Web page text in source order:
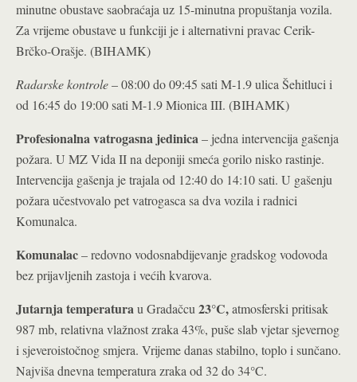
minutne obustave saobraćaja uz 15-minutna propuštanja vozila.
Za vrijeme obustave u funkciji je i alternativni pravac Cerik-
Brčko-Orašje. (BIHAMK)
Radarske kontrole– 08:00 do 09:45 sati M-1.9 ulica Šehitluci i
od 16:45 do 19:00 sati M-1.9 Mionica III. (BIHAMK)
Profesionalna vatrogasna jedinica– jedna intervencija gašenja
požara. U MZ Vida II na deponiji smeća gorilo nisko rastinje.
Intervencija gašenja je trajala od 12:40 do 14:10 sati. U gašenju
požara učestvovalo pet vatrogasca sa dva vozila i radnici
Komunalca.
Komunalac– redovno vodosnabdijevanje gradskog vodovoda
bez prijavljenih zastoja i većih kvarova.
Jutarnja temperaturau Gradačcu 23°C,atmosferski pritisak
987 mb, relativna vlažnost zraka 43%, puše slab vjetar sjevernog
i sjeveroistočnog smjera. Vrijeme danas stabilno, toplo i sunčano.
Najviša dnevna temperatura zraka od 32 do 34°C.